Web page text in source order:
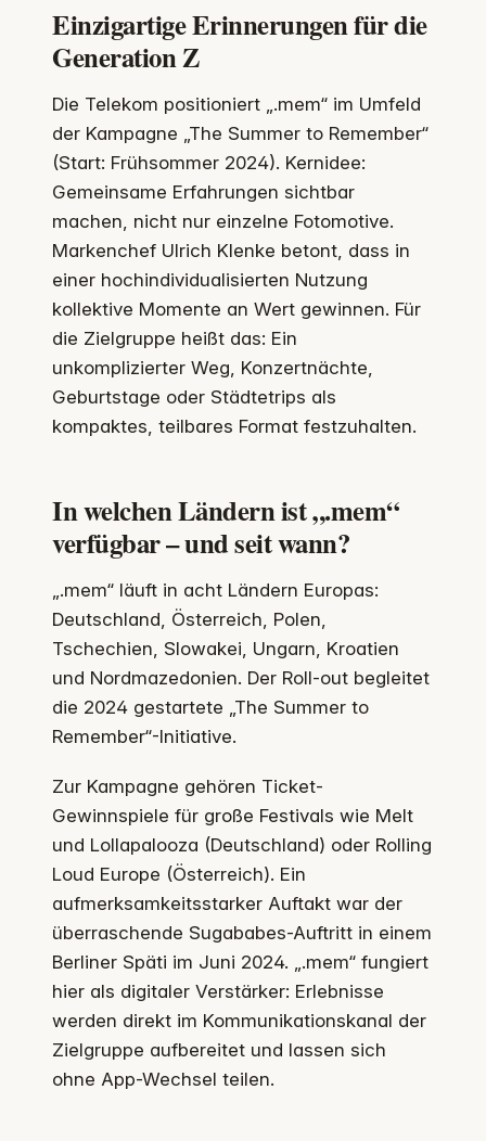
Einzigartige Erinnerungen für die
Generation Z
Die Telekom positioniert „.mem“ im Umfeld
der Kampagne „The Summer to Remember“
(Start: Frühsommer 2024). Kernidee:
Gemeinsame Erfahrungen sichtbar
machen, nicht nur einzelne Fotomotive.
Markenchef Ulrich Klenke betont, dass in
einer hochindividualisierten Nutzung
kollektive Momente an Wert gewinnen. Für
die Zielgruppe heißt das: Ein
unkomplizierter Weg, Konzertnächte,
Geburtstage oder Städtetrips als
kompaktes, teilbares Format festzuhalten.
In welchen Ländern ist „.mem“
verfügbar – und seit wann?
„.mem“ läuft in acht Ländern Europas:
Deutschland, Österreich, Polen,
Tschechien, Slowakei, Ungarn, Kroatien
und Nordmazedonien. Der Roll-out begleitet
die 2024 gestartete „The Summer to
Remember“-Initiative.
Zur Kampagne gehören Ticket-
Gewinnspiele für große Festivals wie Melt
und Lollapalooza (Deutschland) oder Rolling
Loud Europe (Österreich). Ein
aufmerksamkeitsstarker Auftakt war der
überraschende Sugababes-Auftritt in einem
Berliner Späti im Juni 2024. „.mem“ fungiert
hier als digitaler Verstärker: Erlebnisse
werden direkt im Kommunikationskanal der
Zielgruppe aufbereitet und lassen sich
ohne App-Wechsel teilen.